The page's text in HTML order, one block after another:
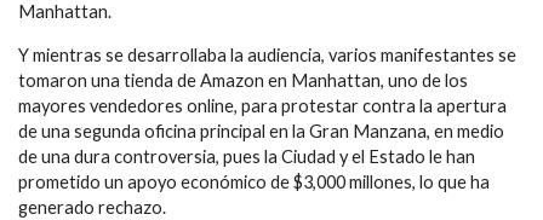
Manhattan.
Y mientras se desarrollaba la audiencia, varios manifestantes se
tomaron una tienda de Amazon en Manhattan, uno de los
mayores vendedores online, para protestar contra la apertura
de una segunda oficina principal en la Gran Manzana, en medio
de una dura controversia, pues la Ciudad y el Estado le han
prometido un apoyo económico de $3,000 millones, lo que ha
generado rechazo.